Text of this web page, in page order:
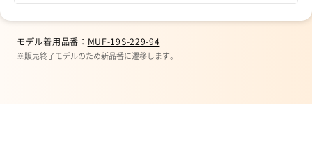
モデル着用品番： MUF-19S-229-94
※販売終了モデルのため新品番に遷移します。